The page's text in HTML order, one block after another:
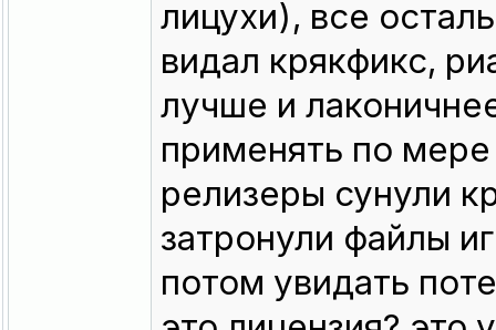
лицухи), все
видал крякфикс,
лучше и
применять по
релизеры сунули
затронули файлы
потом увидать